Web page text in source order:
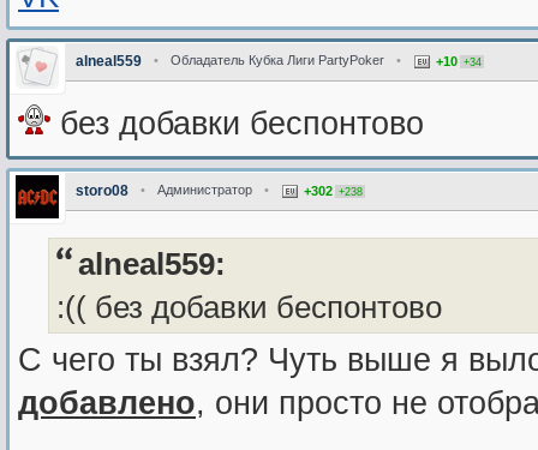
alneal559 • Обладатель Кубка Лиги PartyPoker • +10 +34
без добавки беспонтово
storo08 • Администратор • +302 +238
alneal559:
:(( без добавки беспонтово
С чего ты взял? Чуть выше я
добавлено, они просто не